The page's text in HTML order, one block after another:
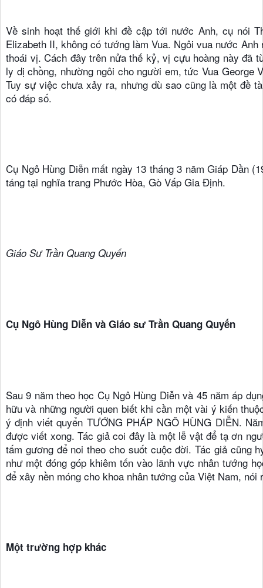
Về sinh hoạt thế giới khi đề cập tới nước Anh, cụ nói
Elizabeth II, không có tướng làm Vua. Ngôi vua nước
thoái vị. Cách đây trên nửa thế kỷ, vị cựu hoàng này đã
ly dị chồng, nhường ngôi cho người em, tức Vua George
Tuy sự việc chưa xảy ra, nhưng dù sao cũng là một đề
có đáp số.
Cụ Ngô Hùng Diễn mất ngày 13 tháng 3 năm Giáp Dần
táng tại nghĩa trang Phước Hòa, Gò Vấp Gia Định.
Giáo Sư Trần Quang Quyến
Cụ Ngô Hùng Diễn và Giáo sư Trần Quang Quyến
Sau 9 năm theo học Cụ Ngô Hùng Diễn và 45 năm áp
hữu và những người quen biết khi cần một vài ý kiến
ý định viết quyển TƯỚNG PHÁP NGÔ HÙNG DIỄN.
được viết xong. Tác giả coi đây là một lễ vật để tạ ơn
tấm gương để noi theo cho suốt cuộc đời. Tác giả cũng
như một đóng góp khiêm tốn vào lãnh vực nhân tướng
để xây nền móng cho khoa nhân tướng của Việt Nam, nói
Một trường hợp khác